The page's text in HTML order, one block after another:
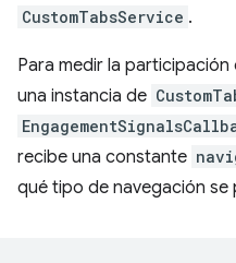
CustomTabsService .
Para medir la
una instancia de
recibe una constante
qué tipo de navegación se